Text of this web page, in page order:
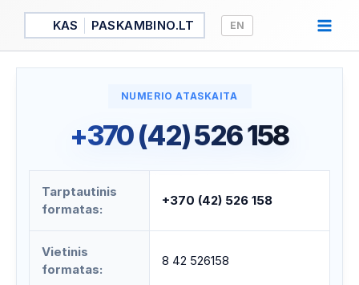
Pereiti
turinio
KAS PASKAMBINO.LT EN
NUMERIO ATASKAITA
+370 (42) 526 158
Tarptautinis
formatas:
+370 (42) 526 158
Vietinis
formatas:
8 42 526158